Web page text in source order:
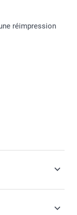
réimpression
festif ou